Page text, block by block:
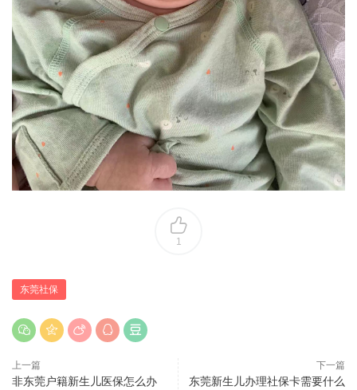
1
东莞社保
上一篇
非东莞户籍新生儿医保怎么办
下一篇
东莞新生儿办理社保卡需要什么